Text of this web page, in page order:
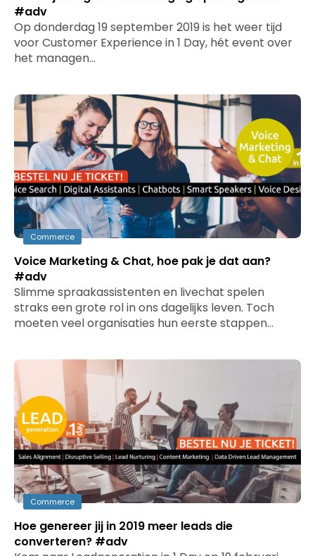
#adv
Op donderdag 19 september 2019 is het weer tijd
voor Customer Experience in 1 Day, hét event over
het managen…
Commerce
Voice Marketing & Chat, hoe pak je dat aan?
#adv
Slimme spraakassistenten en livechat spelen
straks een grote rol in ons dagelijks leven. Toch
moeten veel organisaties hun eerste stappen…
Commerce
Hoe genereer jij in 2019 meer leads die
converteren? #adv